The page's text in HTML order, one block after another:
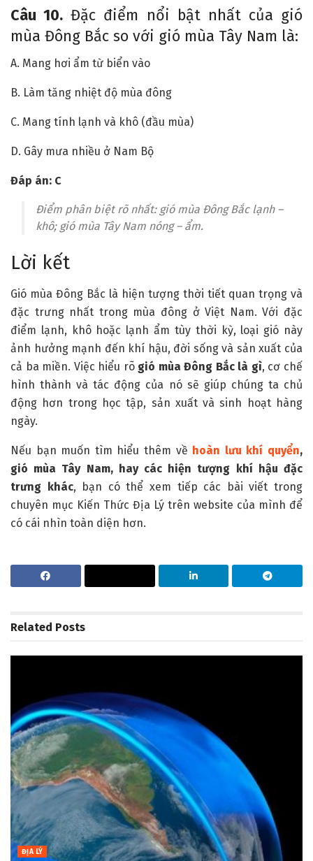
Câu 10. Đặc điểm nổi bật nhất của gió
mùa Đông Bắc so với gió mùa Tây Nam là:
A. Mang hơi ẩm từ biển vào
B. Làm tăng nhiệt độ mùa đông
C. Mang tính lạnh và khô (đầu mùa)
D. Gây mưa nhiều ở Nam Bộ
Đáp án: C
Điểm phân biệt rõ nhất: gió mùa Đông Bắc lạnh –
khô; gió mùa Tây Nam nóng – ẩm.
Lời kết
Gió mùa Đông Bắc là hiện tượng thời tiết quan trọng và
đặc trưng nhất trong mùa đông ở Việt Nam. Với đặc
điểm lạnh, khô hoặc lạnh ẩm tùy thời kỳ, loại gió này
ảnh hưởng mạnh đến khí hậu, đời sống và sản xuất của
cả ba miền. Việc hiểu rõ gió mùa Đông Bắc là gì, cơ chế
hình thành và tác động của nó sẽ giúp chúng ta chủ
động hơn trong học tập, sản xuất và sinh hoạt hàng
ngày.
Nếu bạn muốn tìm hiểu thêm về hoàn lưu khí quyển,
gió mùa Tây Nam, hay các hiện tượng khí hậu đặc
trưng khác, bạn có thể xem tiếp các bài viết trong
chuyên mục Kiến Thức Địa Lý trên website của mình để
có cái nhìn toàn diện hơn.
Related Posts
ĐỊA LÝ